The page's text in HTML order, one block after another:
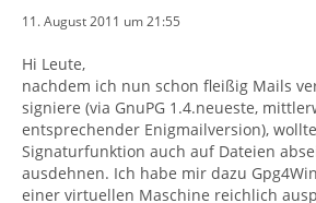
11. August 2011 um 21:55
Hi Leute,
nachdem ich nun schon fleißig Mails
signiere (via GnuPG 1.4.neueste,
entsprechender Enigmailversion),
Signaturfunktion auch auf Dateien
ausdehnen. Ich habe mir dazu
einer virtuellen Maschine reichlich